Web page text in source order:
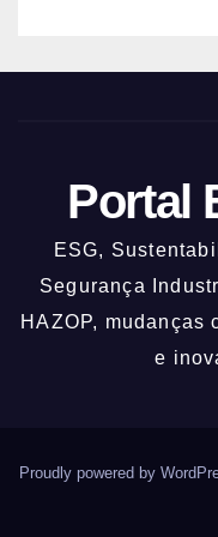
Portal
ESG,
Segurança
HAZOP,
e
Proudly powered by